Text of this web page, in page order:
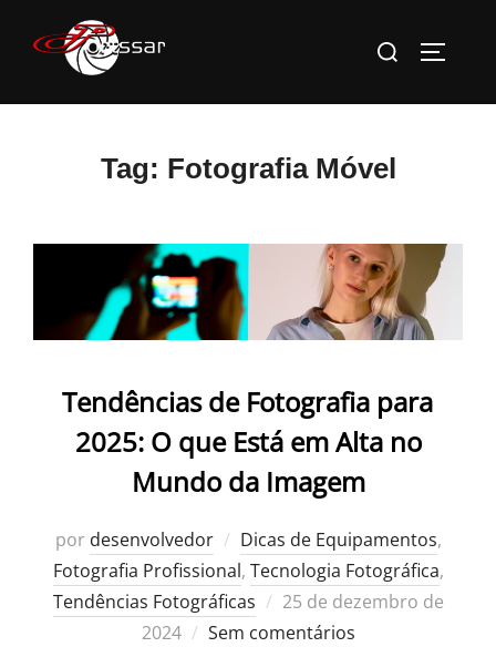
para
conteúdo
Pesquisar
Tag: Fotografia Móvel
Tendências de Fotografia para
2025: O que Está em Alta no
Mundo da Imagem
por desenvolvedor Dicas de Equipamentos,
Fotografia Profissional, Tecnologia Fotográfica,
Tendências Fotográficas
Postado
em
25 de dezembro de
2024
Sem comentários